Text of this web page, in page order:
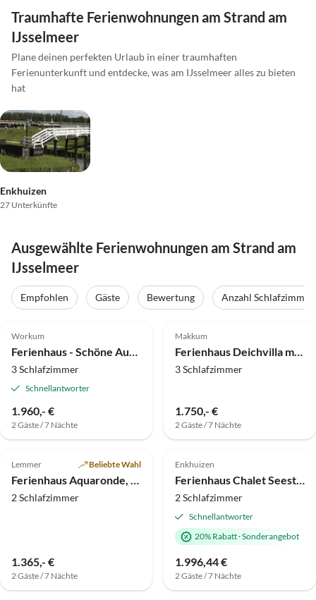
Traumhafte Ferienwohnungen am Strand am
IJsselmeer
Plane deinen perfekten Urlaub in einer traumhaften
Ferienunterkunft und entdecke, was am IJsselmeer alles zu bieten
hat
Enkhuizen
27 Unterkünfte
Ausgewählte Ferienwohnungen am Strand am
IJsselmeer
Empfohlen Gäste Bewertung Anzahl Schlafzimmer
Top-Inserat
Workum
3 Schlafzimmer
Schnellantworter
1.960,- €
2 Gäste / 7 Nächte
Top-Inserat
Makkum
3 Schlafzimmer
1.750,- €
2 Gäste / 7 Nächte
Top-Inserat
5.0 (13)
Lemmer Beliebte Wahl
2 Schlafzimmer
1.365,- €
2 Gäste / 7 Nächte
Top-Inserat
4.7 (10)
Enkhuizen
2 Schlafzimmer
Schnellantworter
20% Rabatt·Sonderangebot
1.996,44 €
2 Gäste / 7 Nächte
Top-Inserat
5.0 (3) Top-Inserat
5.0 (3)